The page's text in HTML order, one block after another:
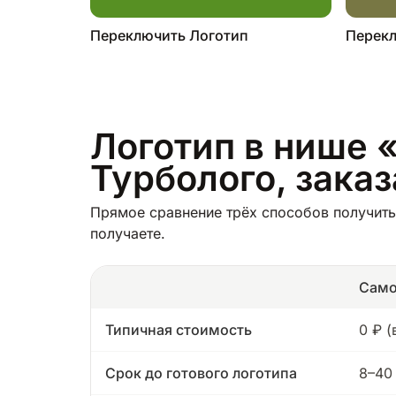
Переключить Логотип
Логотип в нише
Турболого,
Прямое сравнение трёх способов
получаете.
Типичная стоимость 0 ₽
Срок до готового логотипа 8–40